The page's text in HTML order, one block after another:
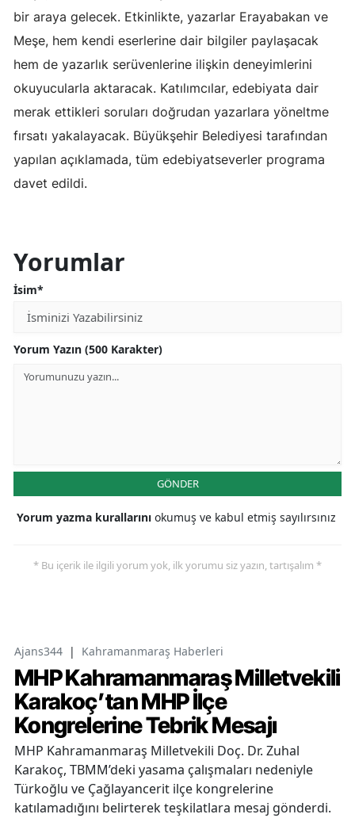
bir araya gelecek. Etkinlikte, yazarlar Erayabakan ve
Meşe, hem kendi eserlerine dair bilgiler paylaşacak
hem de yazarlık serüvenlerine ilişkin deneyimlerini
okuyucularla aktaracak. Katılımcılar, edebiyata dair
merak ettikleri soruları doğrudan yazarlara yöneltme
fırsatı yakalayacak. Büyükşehir Belediyesi tarafından
yapılan açıklamada, tüm edebiyatseverler programa
davet edildi.
Yorumlar
İsim*
Yorum Yazın (500 Karakter)
GÖNDER
Yorum yazma kurallarını okumuş ve kabul etmiş sayılırsınız
* Bu içerik ile ilgili yorum yok, ilk yorumu siz yazın, tartışalım *
Ajans344 | Kahramanmaraş Haberleri
MHP Kahramanmaraş Milletvekili
Karakoç’tan MHP İlçe
Kongrelerine Tebrik Mesajı
MHP Kahramanmaraş Milletvekili Doç. Dr. Zuhal
Karakoç, TBMM’deki yasama çalışmaları nedeniyle
Türkoğlu ve Çağlayancerit ilçe kongrelerine
katılamadığını belirterek teşkilatlara mesaj gönderdi.